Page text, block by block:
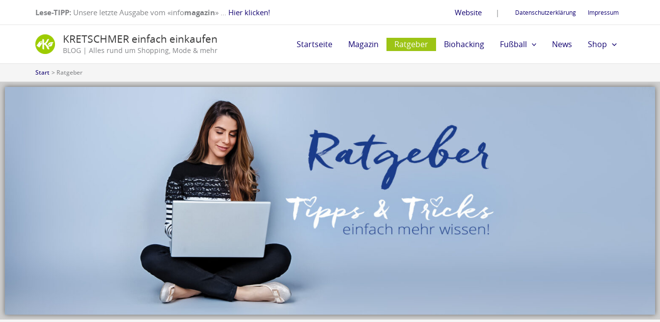
Lese-TIPP: Unsere letzte Ausgabe vom «infomagazin» ... Hier klicken! Website | Datenschutzerklärung Impressum
KRETSCHMER einfach einkaufen
BLOG | Alles rund um Shopping, Mode & mehr
Startseite Magazin Ratgeber Biohacking Fußball News Shop
Start Ratgeber